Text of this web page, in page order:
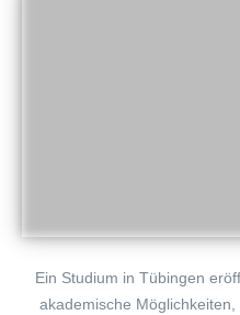
Ein Studium in Tübingen
akademische